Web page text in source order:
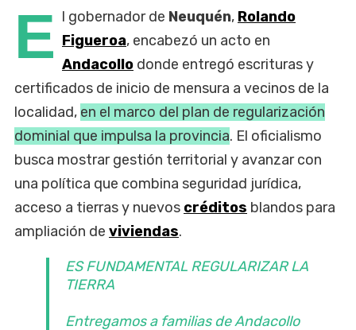
E l gobernador de Neuquén, Rolando
Figueroa, encabezó un acto en
Andacollo donde entregó escrituras y
certificados de inicio de mensura a vecinos de la
localidad, en el marco del plan de regularización
dominial que impulsa la provincia. El oficialismo
busca mostrar gestión territorial y avanzar con
una política que combina seguridad jurídica,
acceso a tierras y nuevos créditos blandos para
ampliación de viviendas.
ES FUNDAMENTAL REGULARIZAR LA
TIERRA
Entregamos a familias de Andacollo